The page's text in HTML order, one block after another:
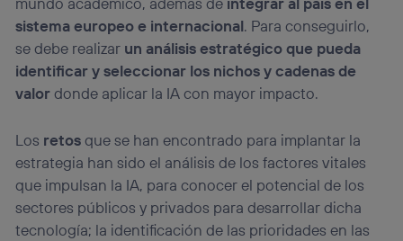
sistema europeo e internacional. Para conseguirlo,
se debe realizar un análisis estratégico que pueda
identificar y seleccionar los nichos y cadenas de
valordonde aplicar la IA con mayor impacto.
Los retosque se han encontrado para implantar la
estrategia han sido el análisis de los factores vitales
que impulsan la IA, para conocer el potencial de los
sectores públicos y privados para desarrollar dicha
tecnología; la identificación de las prioridades en las
el marketing o análisis se realizará en función de las
actividades de navegación de los miembros del hogar
que hayan dado su consentimiento.
Si utilizas datos móviles , el marketing será más
personalizado, ya que se basará únicamente en la
Puedes gestionar los consentimientos Utiq seleccionando
“Administrar Utiq” en la parte inferior de esta página web o
visitando el portal de privacidad de Utiq
(“consenthub”). Para más información, consulta
política de privacidad de Utiq